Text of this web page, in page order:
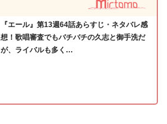
『エール』第13週64話あらすじ・ネタバレ感
想！歌唱審査でもバチバチの久志と御手洗だ
が、ライバルも多く…